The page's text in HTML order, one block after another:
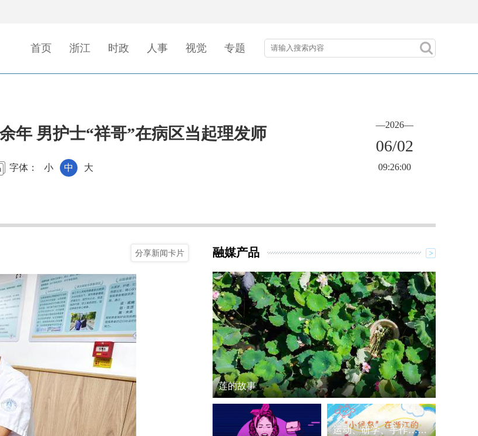
首页 浙江 时政 人事 视觉 专题
年 男护士“祥哥”在病区当起理发师
字体： 小 中 大
—2026—
06/02
09:26:00
分享新闻卡片 融媒产品
莲的故事
运动、研学、手作……